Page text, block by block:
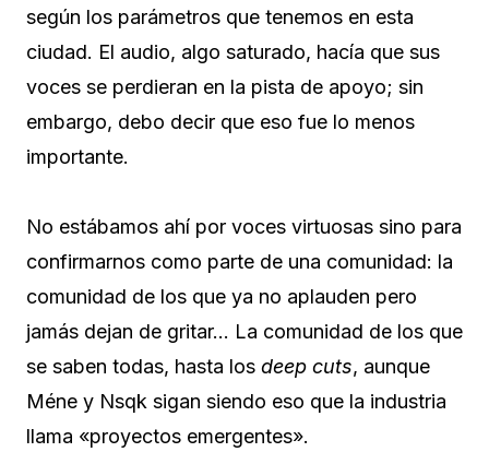
según los parámetros que tenemos en esta
ciudad. El audio, algo saturado, hacía que sus
voces se perdieran en la pista de apoyo; sin
embargo, debo decir que eso fue lo menos
importante.
No estábamos ahí por voces virtuosas sino para
confirmarnos como parte de una comunidad: la
comunidad de los que ya no aplauden pero
jamás dejan de gritar… La comunidad de los que
se saben todas, hasta los deep cuts, aunque
Méne y Nsqk sigan siendo eso que la industria
llama «proyectos emergentes».